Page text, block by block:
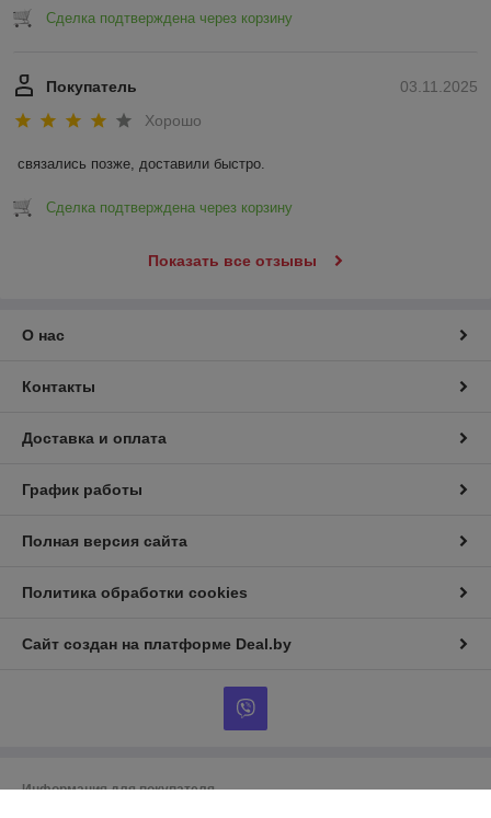
Сделка подтверждена через корзину
03.11.2025
Покупатель
Хорошо
связались позже, доставили быстро.
Сделка подтверждена через корзину
Показать все отзывы
О нас
Контакты
Доставка и оплата
График работы
Полная версия сайта
Политика обработки cookies
Сайт создан на платформе Deal.by
Информация для покупателя